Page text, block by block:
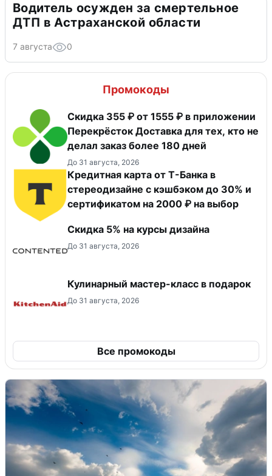
Водитель осужден за смертельное
ДТП в Астраханской области
7 августа 0
Промокоды
Скидка 355 ₽ от 1555 ₽ в приложении
Перекрёсток Доставка для тех, кто не
делал заказ более 180 дней
До 31 августа, 2026
Кредитная карта от Т-Банка в
стереодизайне с кэшбэком до 30% и
сертификатом на 2000 ₽ на выбор
Скидка 5% на курсы дизайна
До 31 августа, 2026
Кулинарный мастер-класс в подарок
До 31 августа, 2026
Все промокоды